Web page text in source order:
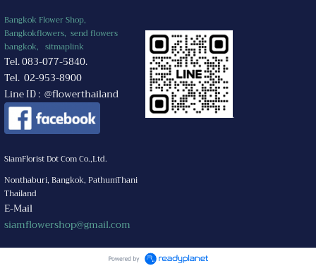
Bangkok Flower Shop,
Bangkokflowers, send flowers
bangkok, sitmaplink
Tel. 083-077-5840.
Tel. 02-953-8900
Line ID : @flowerthailand
.
SiamFlorist Dot Com Co.,Ltd.
Nonthaburi, Bangkok, PathumThani
Thailand
E-Mail
siamflowershop@gmail.com